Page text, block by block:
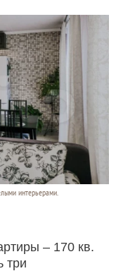
интерьерами.
– 170 кв.
три